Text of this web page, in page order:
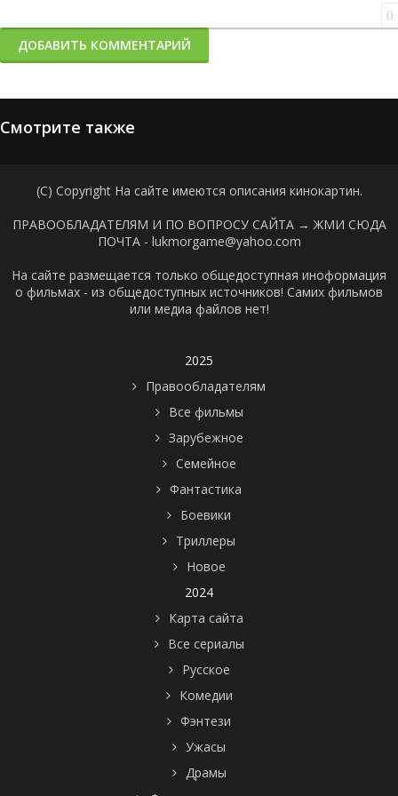
0
ДОБАВИТЬ КОММЕНТАРИЙ
Смотрите также
(C) Copyright На сайте имеются описания кинокартин.
ПРАВООБЛАДАТЕЛЯМ И ПО ВОПРОСУ САЙТА → ЖМИ СЮДА
ПОЧТА - lukmorgame@yahoo.com
На сайте размещается только общедоступная иноформация
о фильмах - из общедоступных источников! Самих фильмов
или медиа файлов нет!
2025
Правообладателям
Все фильмы
Зарубежное
Семейное
Фантастика
Боевики
Триллеры
Новое
2024
Карта сайта
Все сериалы
Русское
Комедии
Фэнтези
Ужасы
Драмы